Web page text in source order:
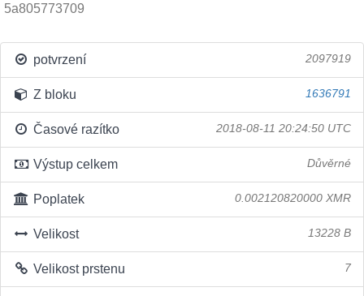
5a805773709
potvrzení 2097919
Z bloku 1636791
Časové razítko 2018-08-11 20:24:50 UTC
Výstup celkem Důvěrné
Poplatek 0.002120820000 XMR
Velikost 13228 B
Velikost prstenu 7